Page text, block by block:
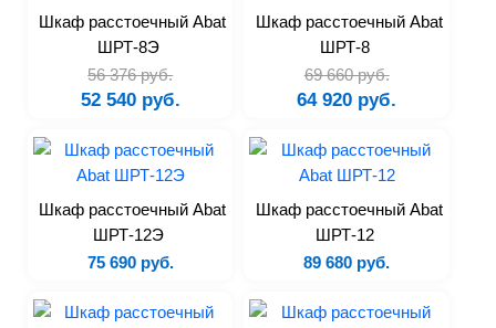
Тостеры
Термостаты
Аксессуары
Электромеханическое
Картофелечистки
Колбасные шприцы
универсальные
Шкаф расстоечный Abat
ШРТ-8Э
56 376 руб.
52 540 руб.
Шкаф расстоечный Abat
ШРТ-8
69 660 руб.
64 920 руб.
Шкаф расстоечный Abat
ШРТ-12Э
75 690 руб.
Шкаф расстоечный Abat
ШРТ-12
89 680 руб.